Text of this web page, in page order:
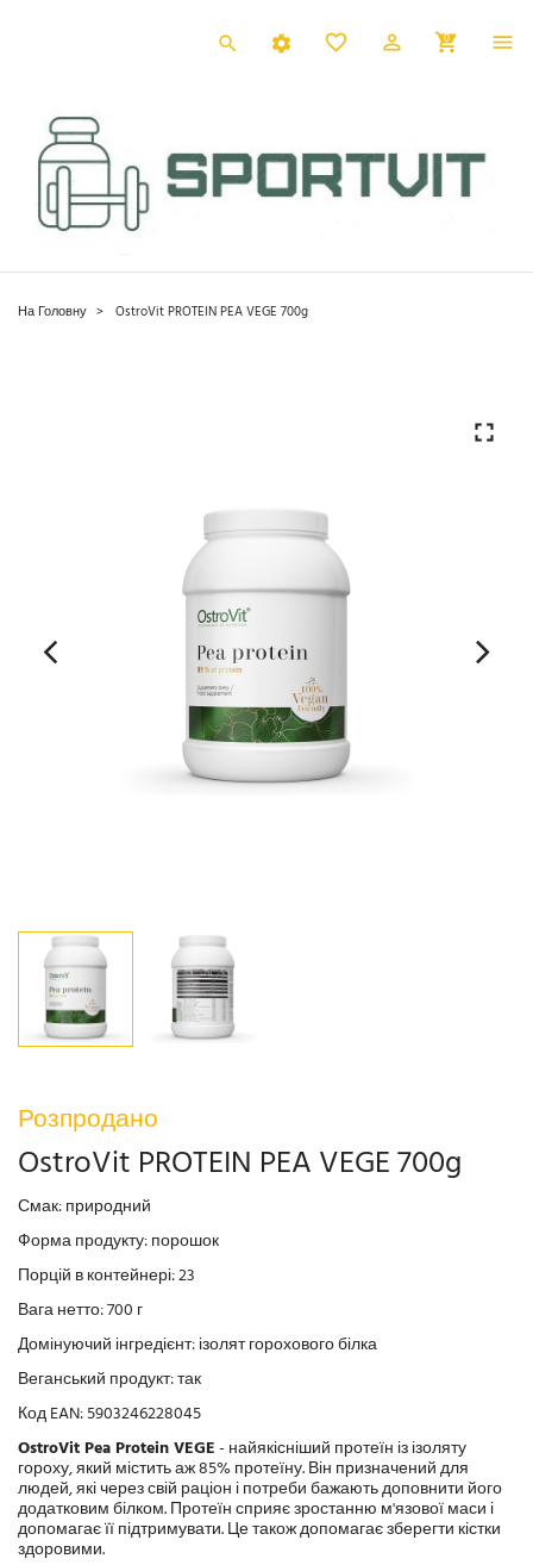
0
На Головну OstroVit PROTEIN PEA VEGE 700g
Розпродано
OstroVit PROTEIN PEA VEGE 700g
Смак: природний
Форма продукту: порошок
Порцій в контейнері: 23
Вага нетто: 700 г
Домінуючий інгредієнт: ізолят горохового білка
Веганський продукт: так
Код EAN: 5903246228045
OstroVit Pea Protein VEGE- найякісніший протеїн із ізоляту
гороху, який містить аж 85% протеїну. Він призначений для
людей, які через свій раціон і потреби бажають доповнити його
додатковим білком. Протеїн сприяє зростанню м'язової маси і
допомагає її підтримувати. Це також допомагає зберегти кістки
здоровими.